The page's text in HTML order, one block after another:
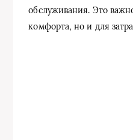
обслуживания. Это
комфорта, но и для